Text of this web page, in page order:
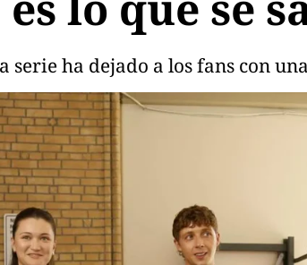
serie ha dejado a los fans con